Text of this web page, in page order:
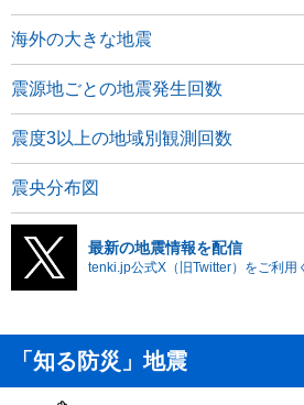
海外の大きな地震
震源地ごとの地震発生回数
震度3以上の地域別観測回数
震央分布図
最新の地震情報を配信
tenki.jp公式X（旧Twitter）をご利用
「知る防災」地震